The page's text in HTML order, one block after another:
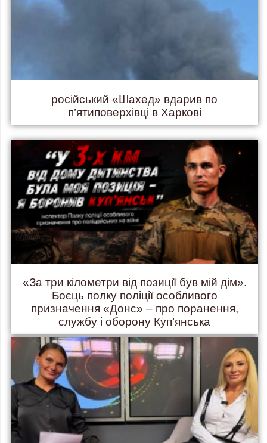
російський «Шахед» вдарив по
п’ятиповерхівці в Харкові
«За три кілометри від позиції був мій дім».
Боєць полку поліції особливого
призначення «Донс» – про поранення,
службу і оборону Куп’янська